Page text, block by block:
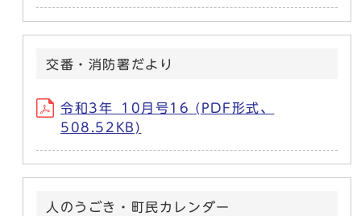
交番・消防署だより
令和3年_10月号16 (PDF形式、
508.52KB)
人のうごき・町民カレンダー